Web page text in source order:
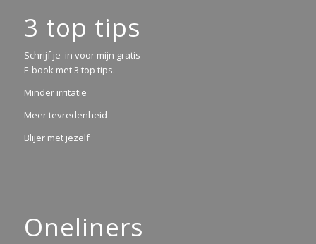
3 top tips
Schrijf je in voor mijn gratis
E-book met 3 top tips.
Minder irritatie
Meer tevredenheid
Blijer met jezelf
Oneliners